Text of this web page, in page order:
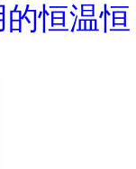
恒温恒